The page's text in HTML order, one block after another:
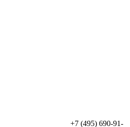
+7 (495) 690-91-